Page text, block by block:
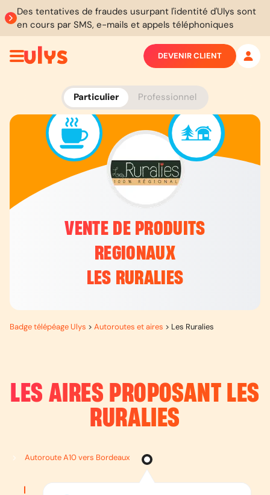
Des tentatives de fraudes usurpant l'identité d'Ulys sont
en cours par SMS, e-mails et appels téléphoniques
Particulier Professionnel
DEVENIR CLIENT
VENTE DE PRODUITS
REGIONAUX
LES RURALIES
Badge télépéage Ulys > Autoroutes et aires > Les Ruralies
LES AIRES PROPOSANT LES
RURALIES
Autoroute A10 vers Bordeaux